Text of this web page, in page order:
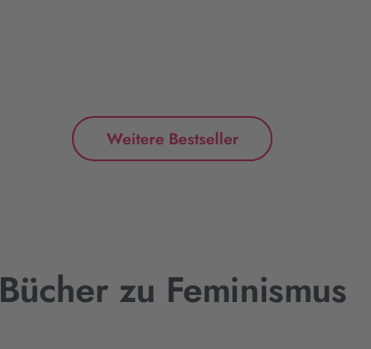
Weitere Bestseller
Bücher zu Feminismus